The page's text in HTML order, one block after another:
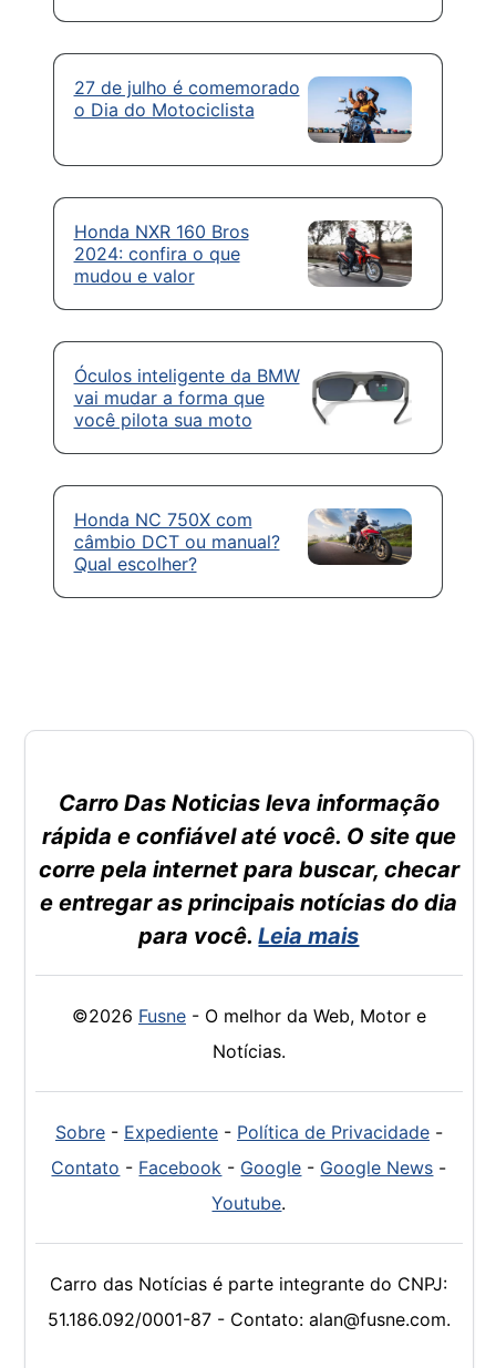
27 de julho é comemorado
o Dia do Motociclista
Honda NXR 160 Bros
2024: confira o que
mudou e valor
Óculos inteligente da BMW
vai mudar a forma que
você pilota sua moto
Honda NC 750X com
câmbio DCT ou manual?
Qual escolher?
Carro Das Noticias leva informação
rápida e confiável até você. O site que
corre pela internet para buscar, checar
e entregar as principais notícias do dia
para você.Leia mais
©2026 Fusne- O melhor da Web, Motor e
Notícias.
Sobre- Expediente- Política de Privacidade-
Contato - Facebook - Google - Google News -
Youtube.
Carro das Notícias é parte integrante do CNPJ:
51.186.092/0001-87 - Contato: alan@fusne.com.